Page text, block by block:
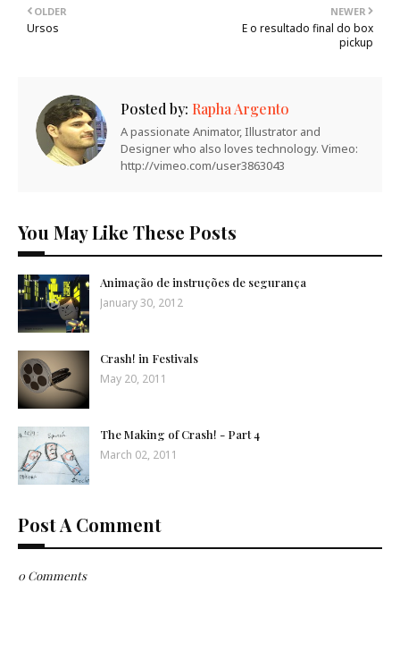
NEWER
E o resultado final do box
pickup
OLDER
Ursos
Posted by: Rapha Argento
A passionate Animator, Illustrator and
Designer who also loves technology. Vimeo:
http://vimeo.com/user3863043
You May Like These Posts
Animação de instruções de segurança
January 30, 2012
Crash! in Festivals
May 20, 2011
The Making of Crash! - Part 4
March 02, 2011
Post A Comment
0 Comments